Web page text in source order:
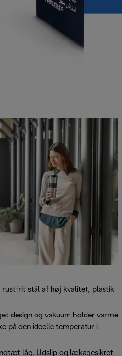
i indkøbskurven
rustfrit stål af høj kvalitet, plastik
design og vakuum holder varme
på den ideelle temperatur i
låg. Udslip og lækagesikret